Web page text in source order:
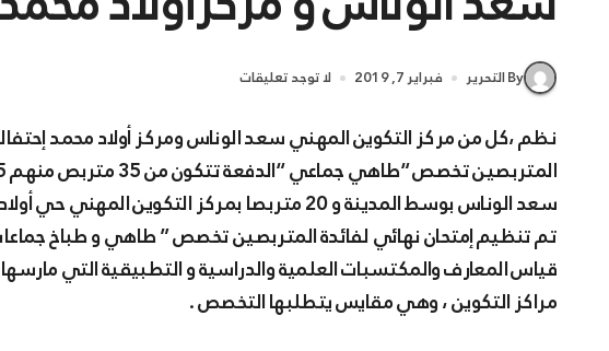
By التحرير فبراير 7, 2019 لا توجد تعليقات
نظم ،كل من مركز التكوين المهني سعد الوناس ومركز أولاد محمد إحتفالية خاصة بمناسبة تخرج دفعة جديدة من
سعد الوناس بوسط المدينة و 20 متربصا بمركز
تم تنظيم إمتحان نهائي لفائدة المتربصين تخصص ” طاهي و طباخ
قياس المعارف والمكتسبات العلمية والدراسية و التطبيقية التي
مراكز التكوين ، وهي مقايس يتطلبها التخصص .